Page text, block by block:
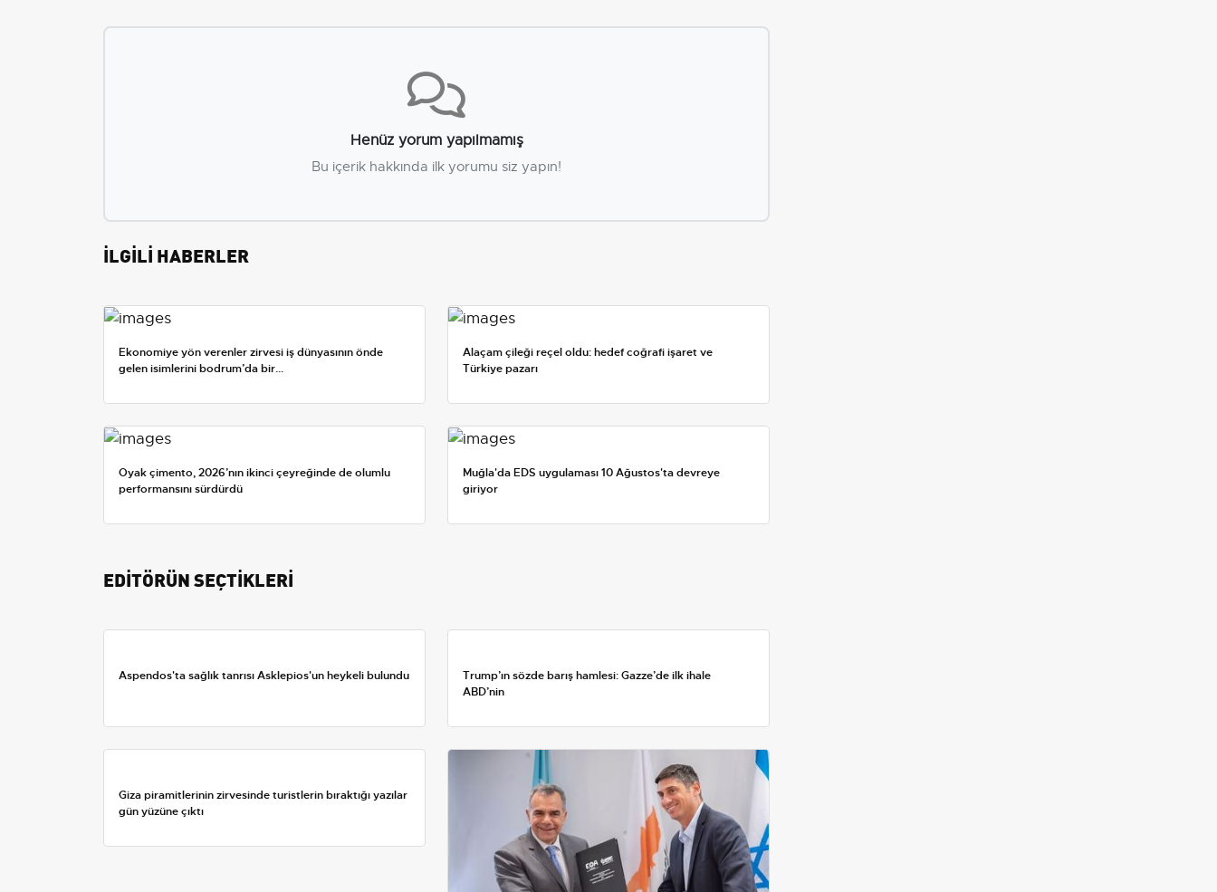
Henüz yorum yapılmamış
Bu içerik hakkında ilk yorumu siz yapın!
İLGİLİ HABERLER
Ekonomiye yön verenler zirvesi iş dünyasının önde
gelen isimlerini bodrum’da bir...
Alaçam çileği reçel oldu: hedef coğrafi işaret ve
Türkiye pazarı
Oyak çimento, 2026’nın ikinci çeyreğinde de olumlu
performansını sürdürdü
Muğla'da EDS uygulaması 10 Ağustos'ta devreye
giriyor
EDİTÖRÜN SEÇTİKLERİ
Aspendos'ta sağlık tanrısı Asklepios'un heykeli bulundu
Trump’ın sözde barış hamlesi: Gazze’de ilk ihale
ABD’nin
Giza piramitlerinin zirvesinde turistlerin bıraktığı yazılar
gün yüzüne çıktı